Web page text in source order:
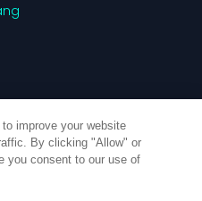
improve your website
By clicking "Allow" or
you consent to our use of